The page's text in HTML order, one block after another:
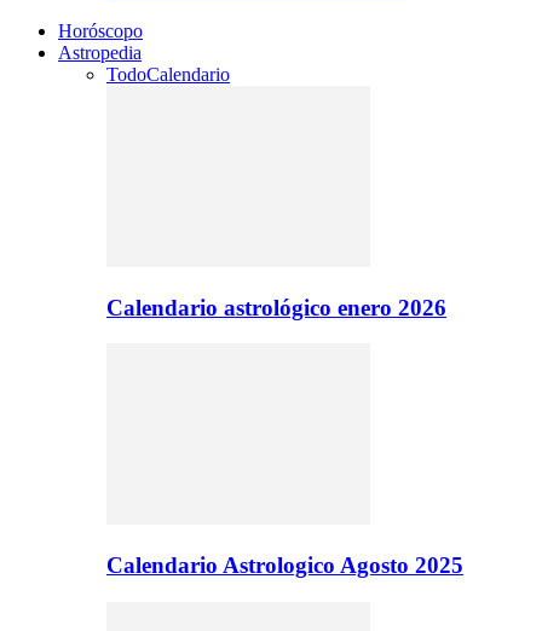
Horóscopo
Astropedia
TodoCalendario
Calendario astrológico enero 2026
Calendario Astrologico Agosto 2025